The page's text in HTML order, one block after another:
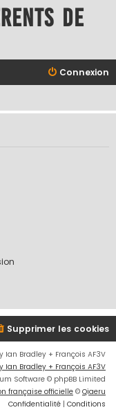
de
Connexion
Supprimer les cookies
Ian Bradley + François AF3V
Ian Bradley + François AF3V
Software © phpBB Limited
française officielle © Qiaeru
Confidentialité | Conditions